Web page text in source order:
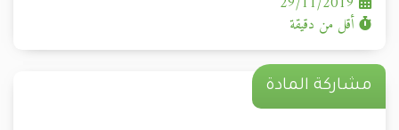
أقل من دقيقة
مشاركة المادة